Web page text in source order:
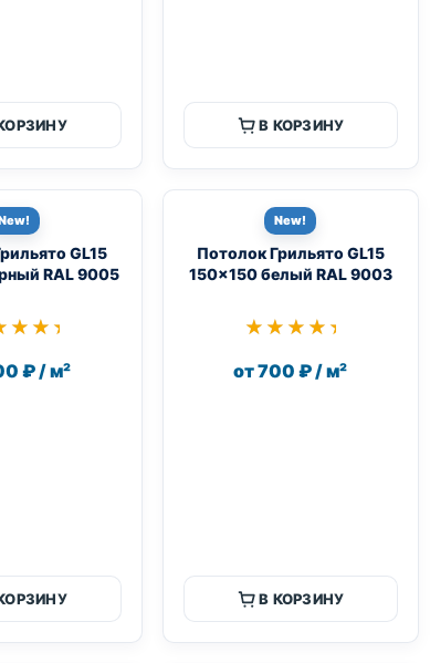
В КОРЗИНУ
GL15
RAL 9005
₽ / м²
New!
Потолок Грильято GL15
150×150 белый RAL 9003
★★★★★
★★★★★
от 700 ₽ / м²
В КОРЗИНУ